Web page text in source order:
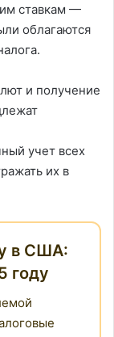
ставкам —
облагаются
и получение
учет всех
их в
в США:
году